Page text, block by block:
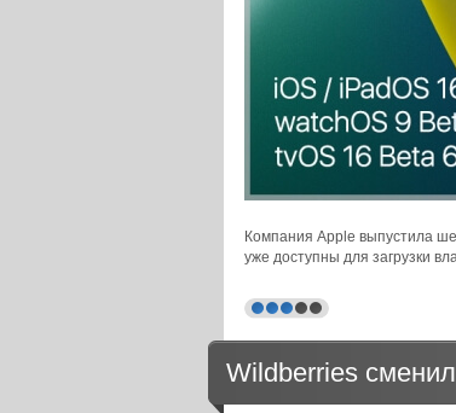
Компания Apple выпустила
уже доступны для загрузки
Wildberries